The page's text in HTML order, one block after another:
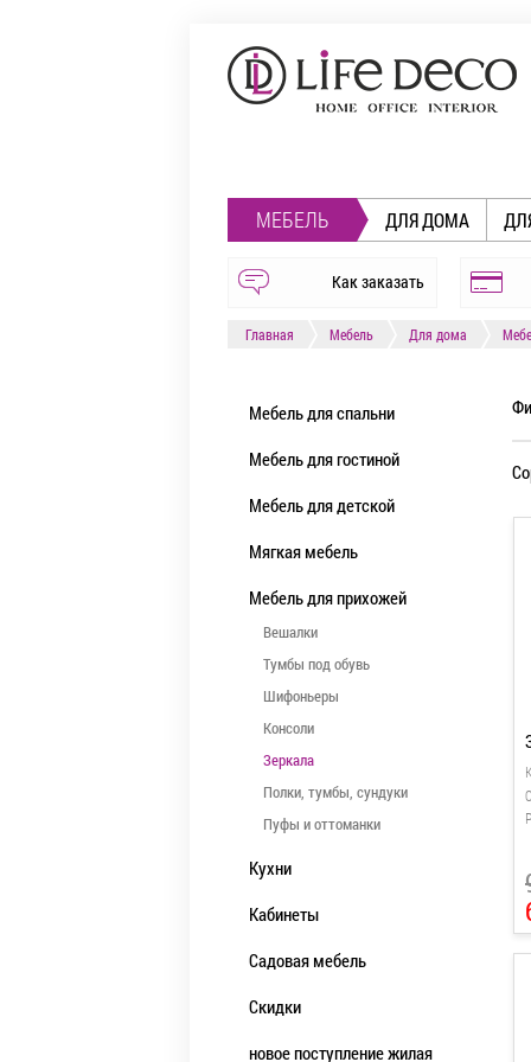
МЕБЕЛЬ ДЛЯ ДОМА
Как заказать
Главная Мебель Для дома
Мебель для спальни
Мебель для гостиной
Мебель для детской
Мягкая мебель
Мебель для прихожей
Вешалки
Тумбы под обувь
Шифоньеры
Консоли
Зеркала
Полки, тумбы, сундуки
Пуфы и оттоманки
Кухни
Кабинеты
Садовая мебель
Скидки
новое поступление жилая